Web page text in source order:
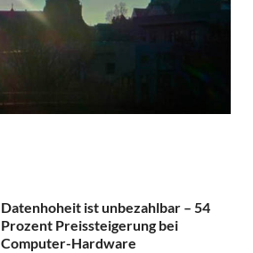
Datenhoheit ist unbezahlbar – 54
Prozent Preissteigerung bei
Computer-Hardware